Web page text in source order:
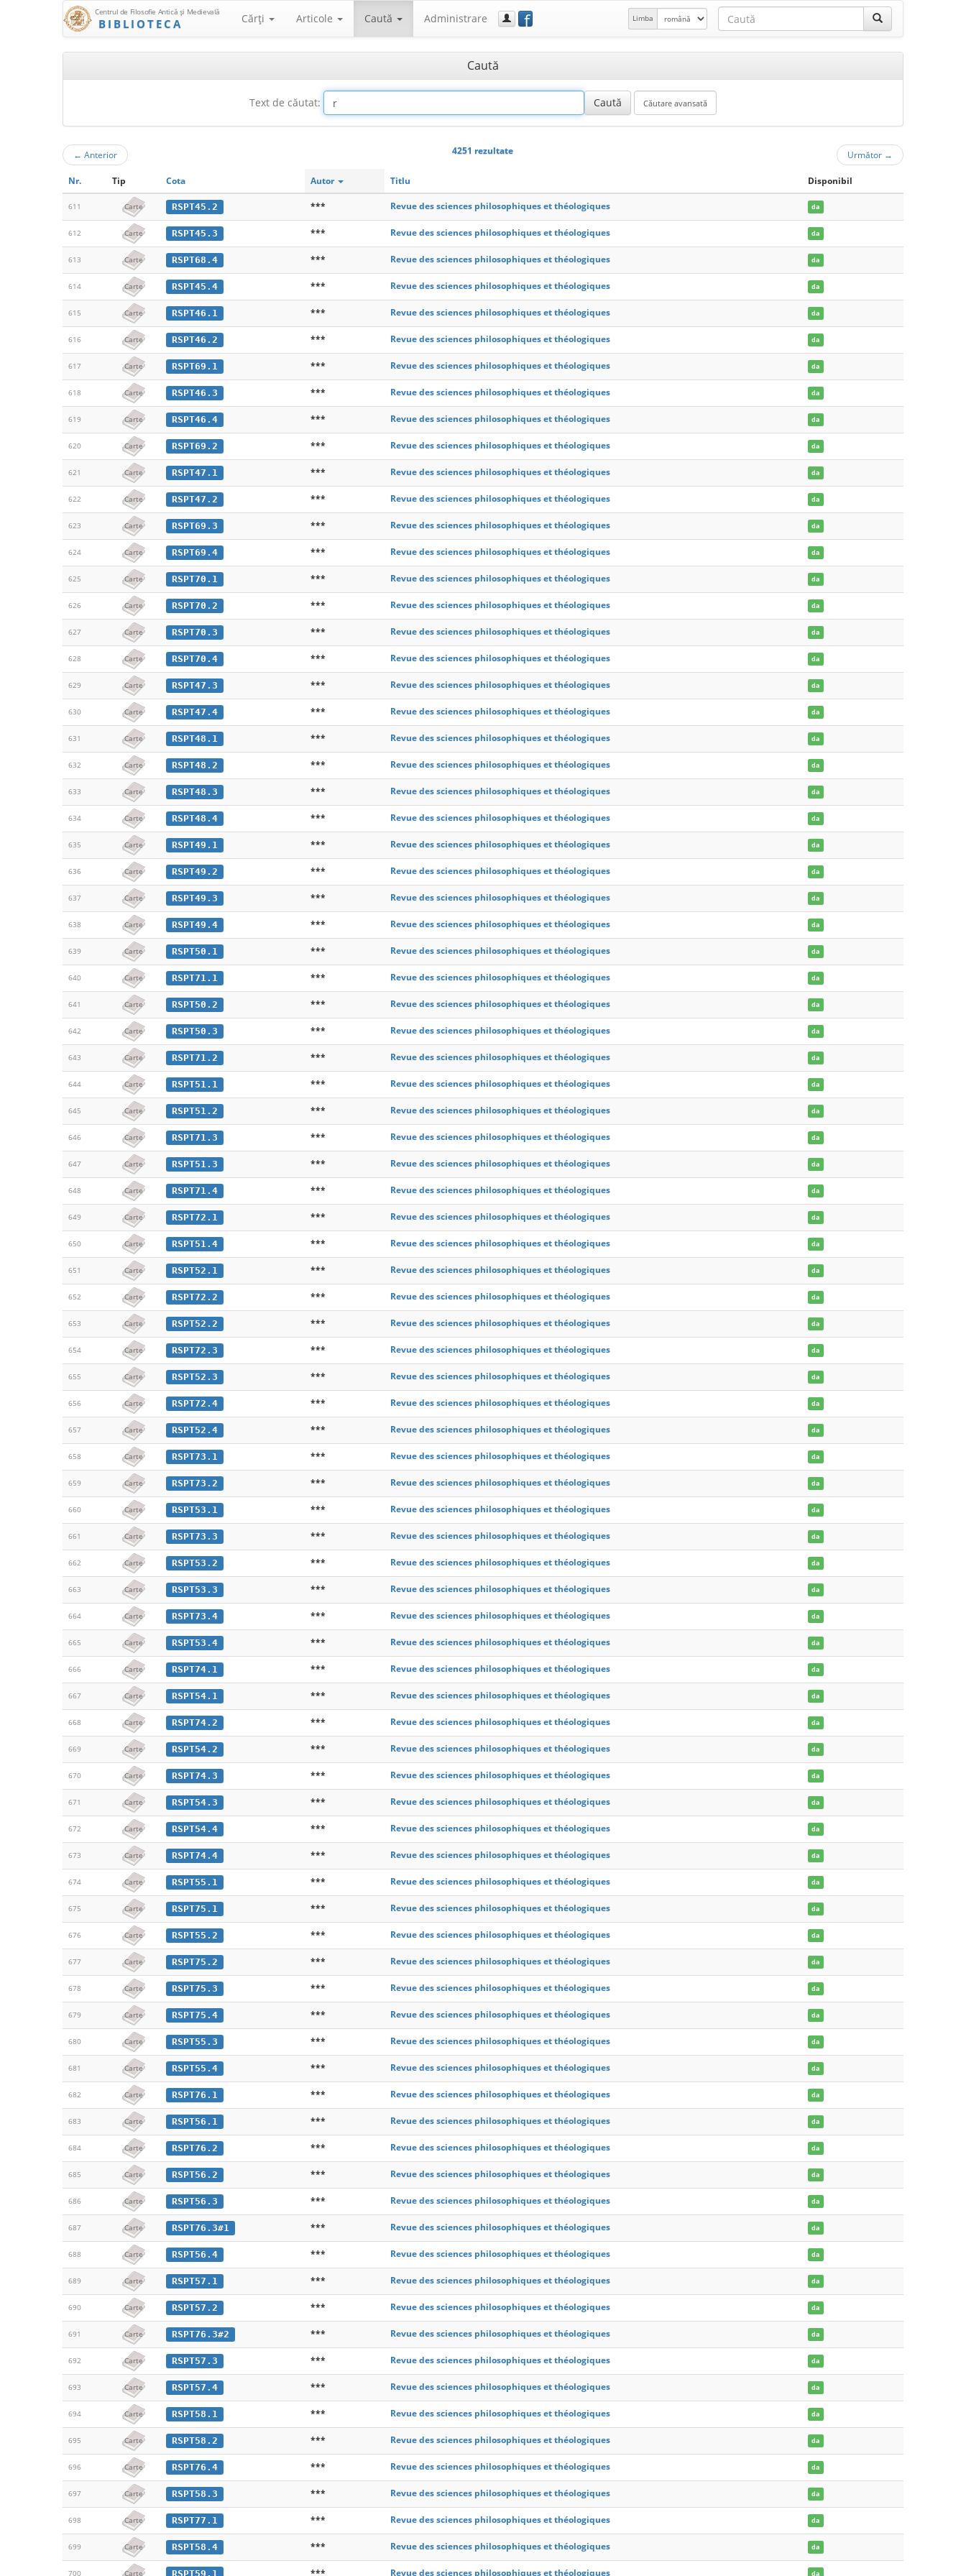
Centrul de Filosofie Antică şi Medievală
BIBLIOTECA Cărţi Articole Caută Administrare f Limba
Caută
Text de căutat:
← Anterior 4251 rezultate Următor →
Nr. Tip Cota Autor Titlu Disponibil
611 Carte RSPT45.2 *** Revue des sciences philosophiques et théologiques da
612 Carte RSPT45.3 *** Revue des sciences philosophiques et théologiques da
613 Carte RSPT68.4 *** Revue des sciences philosophiques et théologiques da
614 Carte RSPT45.4 *** Revue des sciences philosophiques et théologiques da
615 Carte RSPT46.1 *** Revue des sciences philosophiques et théologiques da
616 Carte RSPT46.2 *** Revue des sciences philosophiques et théologiques da
617 Carte RSPT69.1 *** Revue des sciences philosophiques et théologiques da
618 Carte RSPT46.3 *** Revue des sciences philosophiques et théologiques da
619 Carte RSPT46.4 *** Revue des sciences philosophiques et théologiques da
620 Carte RSPT69.2 *** Revue des sciences philosophiques et théologiques da
621 Carte RSPT47.1 *** Revue des sciences philosophiques et théologiques da
622 Carte RSPT47.2 *** Revue des sciences philosophiques et théologiques da
623 Carte RSPT69.3 *** Revue des sciences philosophiques et théologiques da
624 Carte RSPT69.4 *** Revue des sciences philosophiques et théologiques da
625 Carte RSPT70.1 *** Revue des sciences philosophiques et théologiques da
626 Carte RSPT70.2 *** Revue des sciences philosophiques et théologiques da
627 Carte RSPT70.3 *** Revue des sciences philosophiques et théologiques da
628 Carte RSPT70.4 *** Revue des sciences philosophiques et théologiques da
629 Carte RSPT47.3 *** Revue des sciences philosophiques et théologiques da
630 Carte RSPT47.4 *** Revue des sciences philosophiques et théologiques da
631 Carte RSPT48.1 *** Revue des sciences philosophiques et théologiques da
632 Carte RSPT48.2 *** Revue des sciences philosophiques et théologiques da
633 Carte RSPT48.3 *** Revue des sciences philosophiques et théologiques da
634 Carte RSPT48.4 *** Revue des sciences philosophiques et théologiques da
635 Carte RSPT49.1 *** Revue des sciences philosophiques et théologiques da
636 Carte RSPT49.2 *** Revue des sciences philosophiques et théologiques da
637 Carte RSPT49.3 *** Revue des sciences philosophiques et théologiques da
638 Carte RSPT49.4 *** Revue des sciences philosophiques et théologiques da
639 Carte RSPT50.1 *** Revue des sciences philosophiques et théologiques da
640 Carte RSPT71.1 *** Revue des sciences philosophiques et théologiques da
641 Carte RSPT50.2 *** Revue des sciences philosophiques et théologiques da
642 Carte RSPT50.3 *** Revue des sciences philosophiques et théologiques da
643 Carte RSPT71.2 *** Revue des sciences philosophiques et théologiques da
644 Carte RSPT51.1 *** Revue des sciences philosophiques et théologiques da
645 Carte RSPT51.2 *** Revue des sciences philosophiques et théologiques da
646 Carte RSPT71.3 *** Revue des sciences philosophiques et théologiques da
647 Carte RSPT51.3 *** Revue des sciences philosophiques et théologiques da
648 Carte RSPT71.4 *** Revue des sciences philosophiques et théologiques da
649 Carte RSPT72.1 *** Revue des sciences philosophiques et théologiques da
650 Carte RSPT51.4 *** Revue des sciences philosophiques et théologiques da
651 Carte RSPT52.1 *** Revue des sciences philosophiques et théologiques da
652 Carte RSPT72.2 *** Revue des sciences philosophiques et théologiques da
653 Carte RSPT52.2 *** Revue des sciences philosophiques et théologiques da
654 Carte RSPT72.3 *** Revue des sciences philosophiques et théologiques da
655 Carte RSPT52.3 *** Revue des sciences philosophiques et théologiques da
656 Carte RSPT72.4 *** Revue des sciences philosophiques et théologiques da
657 Carte RSPT52.4 *** Revue des sciences philosophiques et théologiques da
658 Carte RSPT73.1 *** Revue des sciences philosophiques et théologiques da
659 Carte RSPT73.2 *** Revue des sciences philosophiques et théologiques da
660 Carte RSPT53.1 *** Revue des sciences philosophiques et théologiques da
661 Carte RSPT73.3 *** Revue des sciences philosophiques et théologiques da
662 Carte RSPT53.2 *** Revue des sciences philosophiques et théologiques da
663 Carte RSPT53.3 *** Revue des sciences philosophiques et théologiques da
664 Carte RSPT73.4 *** Revue des sciences philosophiques et théologiques da
665 Carte RSPT53.4 *** Revue des sciences philosophiques et théologiques da
666 Carte RSPT74.1 *** Revue des sciences philosophiques et théologiques da
667 Carte RSPT54.1 *** Revue des sciences philosophiques et théologiques da
668 Carte RSPT74.2 *** Revue des sciences philosophiques et théologiques da
669 Carte RSPT54.2 *** Revue des sciences philosophiques et théologiques da
670 Carte RSPT74.3 *** Revue des sciences philosophiques et théologiques da
671 Carte RSPT54.3 *** Revue des sciences philosophiques et théologiques da
672 Carte RSPT54.4 *** Revue des sciences philosophiques et théologiques da
673 Carte RSPT74.4 *** Revue des sciences philosophiques et théologiques da
674 Carte RSPT55.1 *** Revue des sciences philosophiques et théologiques da
675 Carte RSPT75.1 *** Revue des sciences philosophiques et théologiques da
676 Carte RSPT55.2 *** Revue des sciences philosophiques et théologiques da
677 Carte RSPT75.2 *** Revue des sciences philosophiques et théologiques da
678 Carte RSPT75.3 *** Revue des sciences philosophiques et théologiques da
679 Carte RSPT75.4 *** Revue des sciences philosophiques et théologiques da
680 Carte RSPT55.3 *** Revue des sciences philosophiques et théologiques da
681 Carte RSPT55.4 *** Revue des sciences philosophiques et théologiques da
682 Carte RSPT76.1 *** Revue des sciences philosophiques et théologiques da
683 Carte RSPT56.1 *** Revue des sciences philosophiques et théologiques da
684 Carte RSPT76.2 *** Revue des sciences philosophiques et théologiques da
685 Carte RSPT56.2 *** Revue des sciences philosophiques et théologiques da
686 Carte RSPT56.3 *** Revue des sciences philosophiques et théologiques da
687 Carte RSPT76.3#1 *** Revue des sciences philosophiques et théologiques da
688 Carte RSPT56.4 *** Revue des sciences philosophiques et théologiques da
689 Carte RSPT57.1 *** Revue des sciences philosophiques et théologiques da
690 Carte RSPT57.2 *** Revue des sciences philosophiques et théologiques da
691 Carte RSPT76.3#2 *** Revue des sciences philosophiques et théologiques da
692 Carte RSPT57.3 *** Revue des sciences philosophiques et théologiques da
693 Carte RSPT57.4 *** Revue des sciences philosophiques et théologiques da
694 Carte RSPT58.1 *** Revue des sciences philosophiques et théologiques da
695 Carte RSPT58.2 *** Revue des sciences philosophiques et théologiques da
696 Carte RSPT76.4 *** Revue des sciences philosophiques et théologiques da
697 Carte RSPT58.3 *** Revue des sciences philosophiques et théologiques da
698 Carte RSPT77.1 *** Revue des sciences philosophiques et théologiques da
699 Carte RSPT58.4 *** Revue des sciences philosophiques et théologiques da
700 Carte RSPT59.1 *** Revue des sciences philosophiques et théologiques da